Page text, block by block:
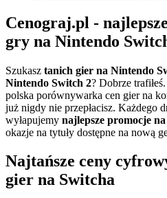
Cenograj.pl -
gry na Nintendo
Szukasz tanich gier na Nintendo
Nintendo Switch 2? Dobrze
polska porównywarka cen gier na
już nigdy nie przepłacisz. Każdego
wyłapujemy najlepsze promocje
okazje na tytuły dostępne na nową
Najtańsze ceny
gier na Switcha